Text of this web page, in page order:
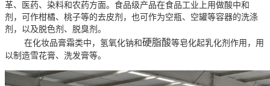
革、医药、染料和农药方面。食品级产品在食品工业上用做酸中和
剂，可作柑橘、桃子等的去皮剂，也可作为空瓶、空罐等容器的洗涤
剂，以及脱色剂、脱臭剂。
在化妆品膏霜类中，氢氧化钠和硬脂酸等皂化起乳化剂作用，用
以制造雪花膏、洗发膏等。